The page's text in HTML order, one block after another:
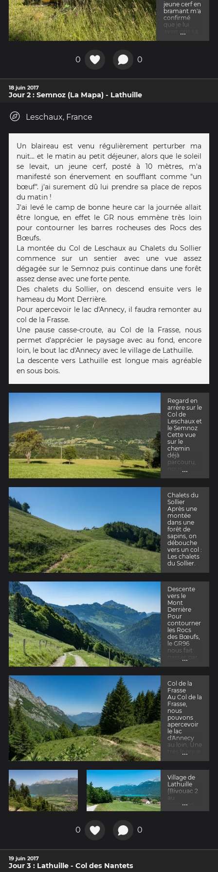
jeune cerf en
bramant m'a
confirmé
que je lui
...
0 0
18 juin 2017
Jour 2 : Semnoz (La Mapa) - Lathuille
Leschaux, France
Un blaireau est venu régulièrement perturber ma
nuit... et le matin au petit déjeuner, alors que le soleil
se levait, un jeune cerf, posté à 10 mètres, m'a
manifesté son énervement en soufflant comme "un
bœuf". j'ai surement dû lui prendre sa place de repos
du matin !
J'ai levé le camp de bonne heure car la journée allait
être longue, en effet le GR nous emmène très loin
pour contourner les barres rocheuses des Rocs des
Bœufs.
La montée du Col de Leschaux au Chalets du Sollier
commence sur un sentier avec une vue assez
dégagée sur le Semnoz puis continue dans une forêt
assez dense avec une forte pente.
Des chalets du Sollier, on descend ensuite vers le
hameau du Mont Derrière.
Pour apercevoir le lac d'Annecy, il faudra remonter au
col de la Frasse.
Une pause casse-croute, au Col de la Frasse, nous
permet d'apprécier le paysage avec au fond, encore
loin, le bout lac d'Annecy avec le village de Lathuille.
La descente vers Lathuille est longue mais agréable
en sous bois.
Regard en
arrère sur le
Col de
Leschaux et
le Semnoz
Cette vue
sur le
chemin
déjà
parcouru,
les clairière
de la Mapa.
La montée
en
direction
des chalets
du Sollier
commence
dans les
prairies en
pente de La
Chapelle St
...
Chalets du
Sollier
Après une
montée
dans une
forêt de
sapins, on
débouche
vers un col :
Les chalets
du Sollier.
Descente
vers le
Mont
Derrière
Pour
contourner
les Rocs
des Bœufs,
le GR96
nous fait
Derrière,
pour
ensuite
passer par
le Col de la
Frasse
...
Col de la
Frasse
Au Col de la
Frasse,
nous
pouvons
apercevoir
le lac
d'Annecy
au loin. Une
attend.
...
Village de
Lathuille
(Bivouac 2
au
camping
du village)
bout du lac
...
0 0
19 juin 2017
Jour 3 : Lathuille - Col des Nantets